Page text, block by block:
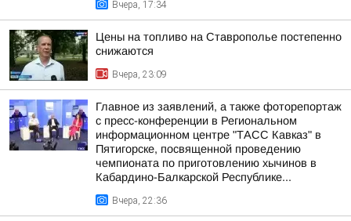
Вчера, 17:34
Цены на топливо на Ставрополье постепенно
снижаются
Вчера, 23:09
Главное из заявлений, а также фоторепортаж
с пресс-конференции в Региональном
информационном центре "ТАСС Кавказ" в
Пятигорске, посвященной проведению
чемпионата по приготовлению хычинов в
Кабардино-Балкарской Республике...
Вчера, 22:36